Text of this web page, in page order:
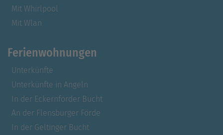
Mit Whirlpool
Mit Wlan
Ferienwohnungen
Unterkünfte
Unterkünfte in Angeln
In der Eckernförder Bucht
An der Flensburger Förde
In der Geltinger Bucht